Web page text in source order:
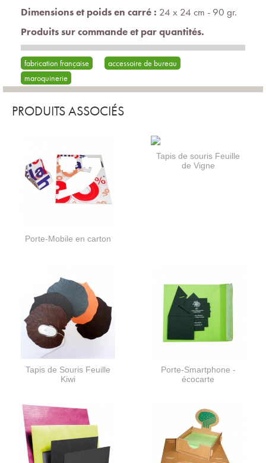
Dimensions et poids en carré : 24 x 24 cm - 90 gr.
Produits sur commande et par quantités.
fabrication française
accessoire de bureau
maroquinerie
PRODUITS ASSOCIÉS
Porte-Mobile en carton
Tapis de souris Feuille
de Vigne
Tapis de Souris Feuille
Kiwi
Porte-Smartphone -
écocarte